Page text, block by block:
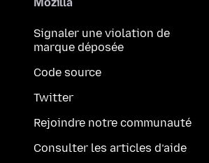
Signaler une violation de
marque déposée
Code source
Twitter
Rejoindre notre communauté
Consulter les articles d’aide